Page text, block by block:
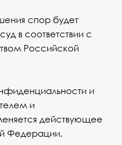
спор будет
в соответствии с
Российской
и
и
действующее
Федерации.